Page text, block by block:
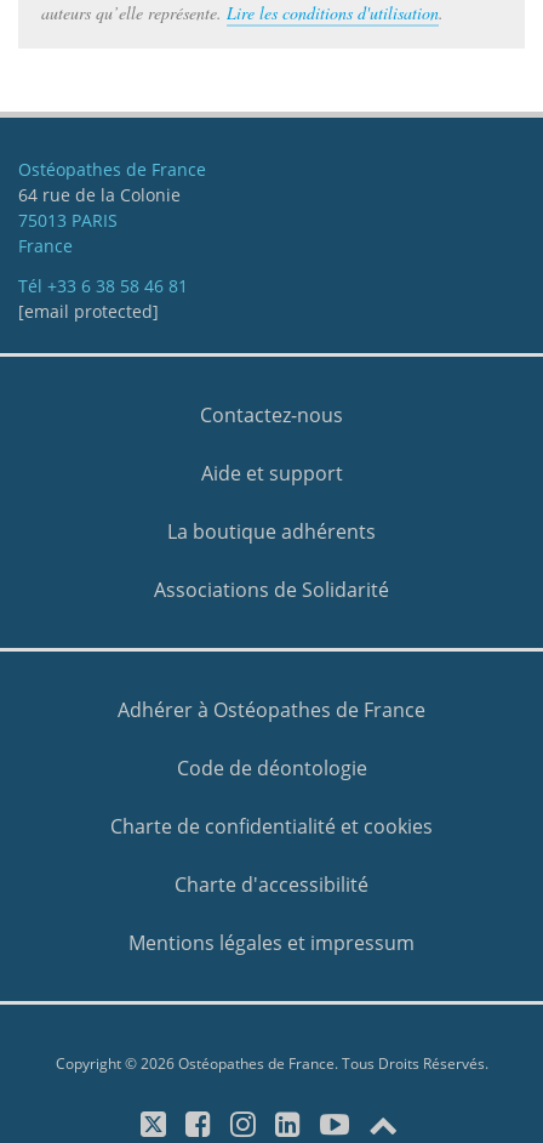
auteurs qu’elle représente. Lire les conditions d'utilisation.
Ostéopathes de France
64 rue de la Colonie
75013 PARIS
France
Tél +33 6 38 58 46 81
[email protected]
Contactez-nous
Aide et support
La boutique adhérents
Associations de Solidarité
Adhérer à Ostéopathes de France
Code de déontologie
Charte de confidentialité et cookies
Charte d'accessibilité
Mentions légales et impressum
Copyright © 2026 Ostéopathes de France. Tous Droits Réservés.
X/Twitter
Facebook
Instagram
LinkedInYouTube
Top